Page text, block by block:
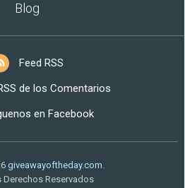
Blog
Feed RSS
de los Comentarios
en Facebook
giveawayoftheday.com.
Derechos Reservados